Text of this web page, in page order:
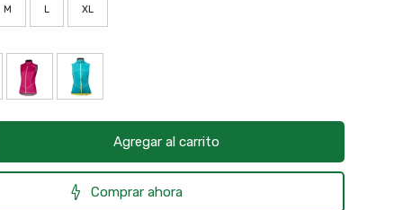
M L XL
Agregar al carrito
Comprar ahora